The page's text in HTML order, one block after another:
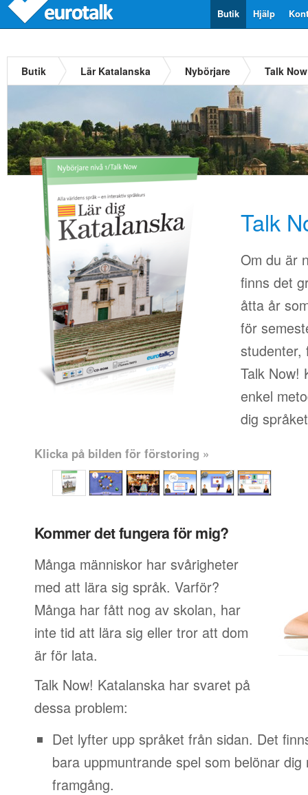
Hjälp
Butik
Butik Lär Katalanska Nybörjare Talk
Talk
Om du är
finns det
åtta år
för
studenter,
Talk Now!
enkel
dig
Klicka på bilden för förstoring »
Kommer det fungera för mig?
Många människor har svårigheter
med att lära sig språk. Varför?
Många har fått nog av skolan, har
inte tid att lära sig eller tror att dom
är för lata.
Talk Now! Katalanska har svaret på
dessa problem:
Det lyfter upp språket från sidan. Det
bara uppmuntrande spel som belönar
framgång.